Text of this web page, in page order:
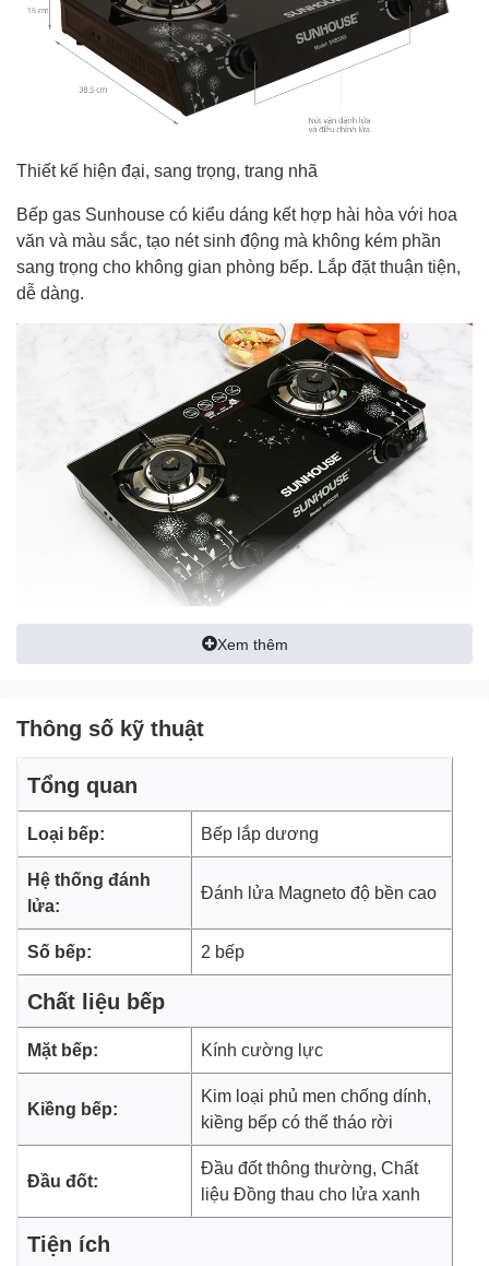
Thiết kế hiện đại, sang trọng, trang nhã
Bếp gas Sunhouse có kiểu dáng kết hợp hài hòa với hoa
văn và màu sắc, tạo nét sinh động mà không kém phần
sang trọng cho không gian phòng bếp. Lắp đặtthuận tiện,
dễ dàng.
Mặt bằng kính cường lực bền đẹp,
Hệ thống đánh lửa Magneto được điều chỉnh bằng núm
xoay dễ sử dụng
tắt bếp gas, tùy chỉnh độ lửa lớn nhỏ linh
hoạt, chính xác và an toàn.
Xem thêm
Thông số kỹ thuật
Tổng quan
Loại bếp: Bếp lắp dương
Hệ thống đánh
lửa:
Đánh lửa Magneto độ bền cao
Số bếp: 2 bếp
Chất liệu bếp
Mặt bếp: Kính cường lực
Kiềng bếp:
Kim loại phủ men chống dính,
kiềng bếp có thể tháo rời
Đầu đốt:
Đầu đốt thông thường, Chất
liệu Đồng thau cho lửa xanh
Tiện ích